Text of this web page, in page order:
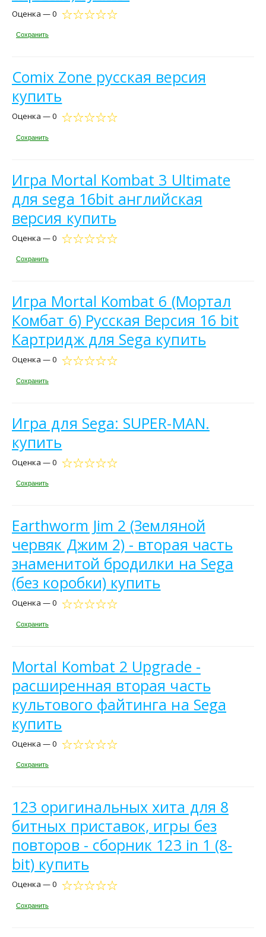
Оценка — 0
Сохранить
Comix Zone русская версия
купить
Оценка — 0
Сохранить
Игра Mortal Kombat 3 Ultimate
для sega 16bit английская
версия купить
Оценка — 0
Сохранить
Игра Mortal Kombat 6 (Мортал
Комбат 6) Русская Версия 16 bit
Картридж для Sega купить
Оценка — 0
Сохранить
Игра для Sega: SUPER-MAN.
купить
Оценка — 0
Сохранить
Earthworm Jim 2 (Земляной
червяк Джим 2) - вторая часть
знаменитой бродилки на Sega
(без коробки) купить
Оценка — 0
Сохранить
Mortal Kombat 2 Upgrade -
расширенная вторая часть
культового файтинга на Sega
купить
Оценка — 0
Сохранить
123 оригинальных хита для 8
битных приставок, игры без
повторов - сборник 123 in 1 (8-
bit) купить
Оценка — 0
Сохранить